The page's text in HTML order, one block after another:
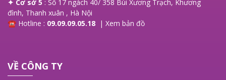
✦ Cơ sở 5 : Số 17 ngách 40/ 358 Bùi Xương Trạch, Khương
đình, Thanh xuân , Hà Nội
☎ Hotline : 09.09.09.05.18 | Xem bản đồ
VỀ CÔNG TY